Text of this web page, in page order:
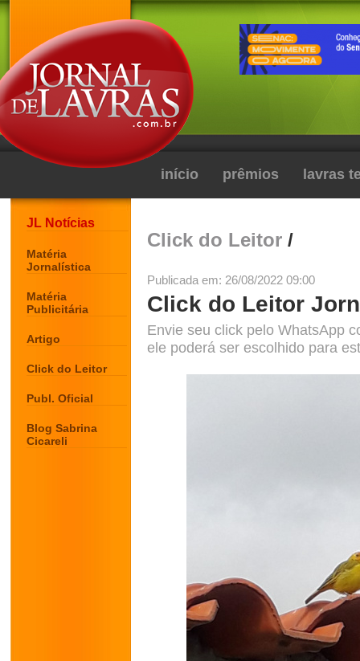
início prêmios lavras
JL Notícias
Matéria
Jornalística
Matéria
Publicitária
Artigo
Click do Leitor
Publ. Oficial
Blog Sabrina
Cicareli
Click do Leitor /
Publicada em: 26/08/2022 09:00
Click do Leitor
Envie seu click pelo WhatsApp
ele poderá ser escolhido para